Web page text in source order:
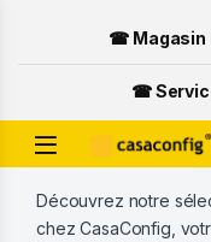
☎ Magasin
☎
Open
Découvrez notre
chez CasaConfig,